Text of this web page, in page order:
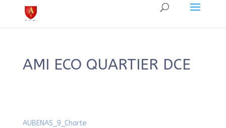
AMI ECO QUARTIER DCE
AUBENAS_9_Charte